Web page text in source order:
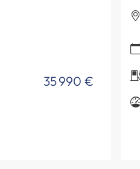
35 990 €